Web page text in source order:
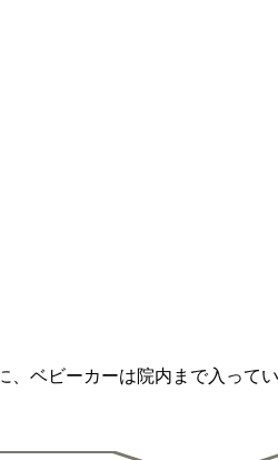
ベビーカーは院内まで入って